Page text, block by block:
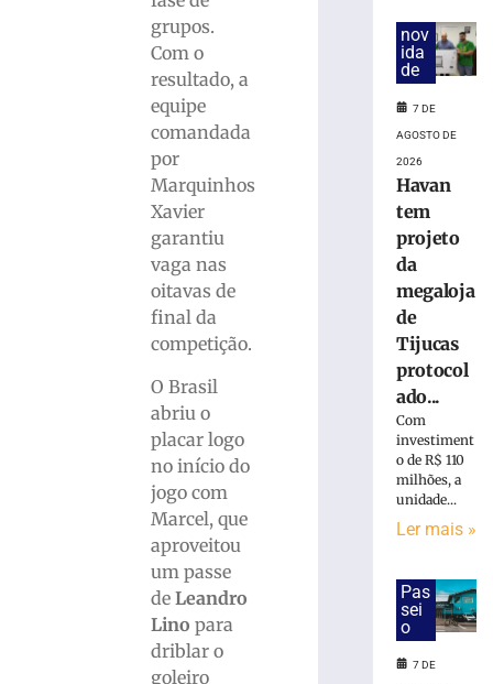
grupos.
Com o
resultado, a
equipe
comandada
por
Marquinhos
Xavier
garantiu
vaga nas
oitavas de
final da
competição.
O Brasil
abriu o
placar logo
no início do
jogo com
Marcel, que
aproveitou
um passe
deLeandro
Lino para
driblar o
goleiro
antes
contra
Maranhão
Caminhada
Passeios
Ciclísticos
Brusque
sábado
nov
ida
de
7 DE
AGOSTO DE
2026
Havan
tem
projeto
da
megaloja
de
Tijucas
protocol
ado...
Com
investiment
o de R$ 110
milhões, a
unidade...
Ler mais »
Pas
sei
o
7 DE